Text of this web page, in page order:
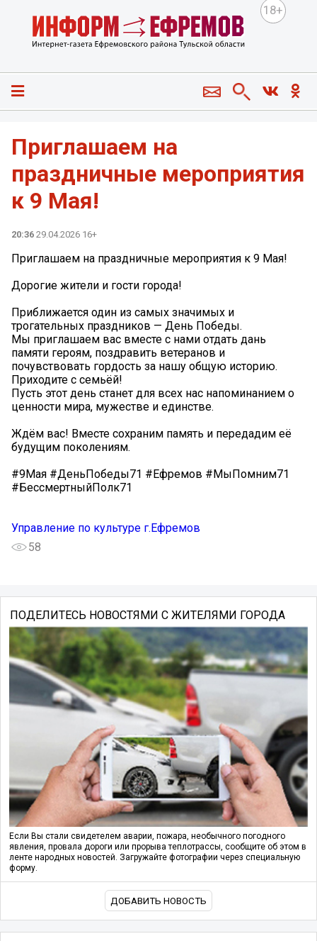
18+
Приглашаем на
праздничные мероприятия
к 9 Мая!
20:36 29.04.2026 16+
Приглашаем на праздничные мероприятия к 9 Мая!
Дорогие жители и гости города!
Приближается один из самых значимых и
трогательных праздников — День Победы.
Мы приглашаем вас вместе с нами отдать дань
памяти героям, поздравить ветеранов и
почувствовать гордость за нашу общую историю.
Приходите с семьёй!
Пусть этот день станет для всех нас напоминанием о
ценности мира, мужестве и единстве.
Ждём вас! Вместе сохраним память и передадим её
будущим поколениям.
#9Мая #ДеньПобеды71 #Ефремов #МыПомним71
#БессмертныйПолк71
Управление по культуре г.Ефремов
58
ПОДЕЛИТЕСЬ НОВОСТЯМИ С ЖИТЕЛЯМИ ГОРОДА
Если Вы стали свидетелем аварии, пожара, необычного погодного
явления, провала дороги или прорыва теплотрассы, сообщите об этом в
ленте народных новостей. Загружайте фотографии через специальную
форму.
ДОБАВИТЬ НОВОСТЬ